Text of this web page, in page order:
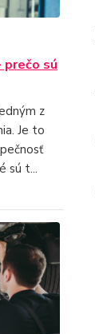
prečo sú
z
Je to
sú t...